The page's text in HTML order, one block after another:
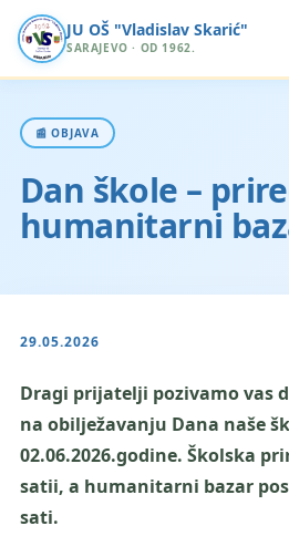
JU OŠ "Vladislav Skarić"
SARAJEVO · OD 1962.
📰 OBJAVA
Dan škole –
humanitarni
29.05.2026
Dragi prijatelji pozivamo vas
na obilježavanju Dana naše
02.06.2026.godine. Školska
satii, a humanitarni bazar
sati.